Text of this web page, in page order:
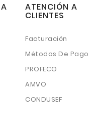
ATENCIÓN A
CLIENTES
Facturación
Métodos De Pago
PROFECO
AMVO
CONDUSEF